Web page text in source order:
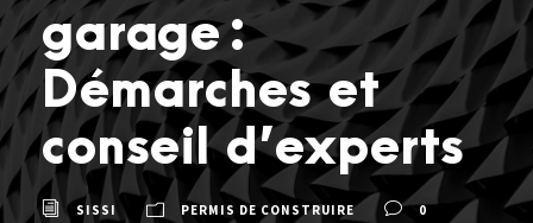
garage :
Démarches et
conseil d’experts
SISSI PERMIS DE CONSTRUIRE 0